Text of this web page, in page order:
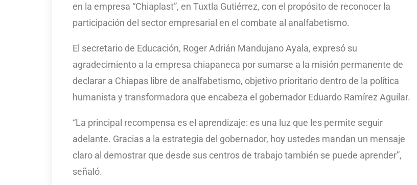
en la empresa “Chiaplast”, en Tuxtla Gutiérrez, con el propósito de reconocer la
participación del sector empresarial en el combate al analfabetismo.
El secretario de Educación, Roger Adrián Mandujano Ayala, expresó su
agradecimiento a la empresa chiapaneca por sumarse a la misión permanente de
declarar a Chiapas libre de analfabetismo, objetivo prioritario dentro de la política
humanista y transformadora que encabeza el gobernador Eduardo Ramírez Aguilar.
“La principal recompensa es el aprendizaje: es una luz que les permite seguir
adelante. Gracias a la estrategia del gobernador, hoy ustedes mandan un mensaje
claro al demostrar que desde sus centros de trabajo también se puede aprender”,
señaló.